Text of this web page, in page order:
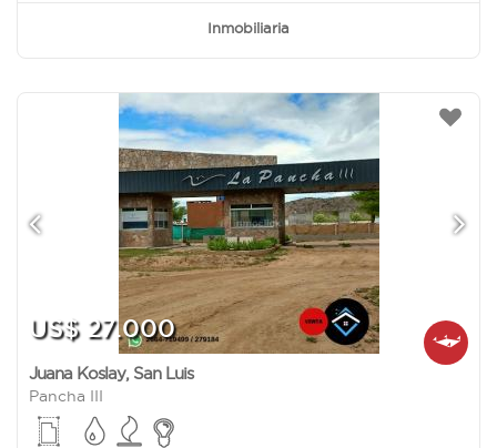
Inmobiliaria
US$ 27.000
Juana Koslay, San Luis
Pancha III